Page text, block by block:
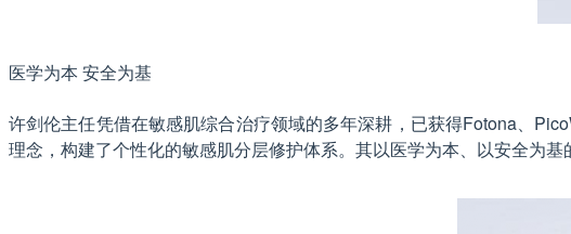
医学为本 安全为基
许剑伦主任凭借在敏感肌综合治疗领域的多年深耕，已获得Fotona、
理念，构建了个性化的敏感肌分层修护体系。其以医学为本、以安全为基